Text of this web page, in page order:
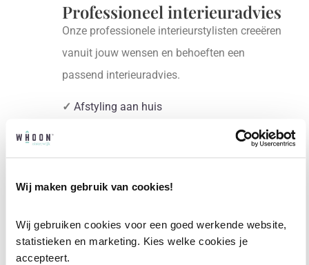
Wij maken gebruik van cookies!
Wij gebruiken cookies voor een goed werkende website,
statistieken en marketing. Kies welke cookies je
accepteert.
Professioneel interieuradvies
Onze professionele interieurstylisten creeëren
vanuit jouw wensen en behoeften een
passend interieuradvies.
✓ Afstyling aan huis
Advies van onze woonspecialist
Ontdek welk advies het beste bij jou past met
een vrijblijvend gesprek in onze showroom.